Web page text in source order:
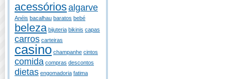
acessóriosalgarve
Anéis bacalhau baratos bebé
beleza bijuteria bikinis capas
carros carteiras
casino champanhe cintos
comida compras descontos
dietas engomadoria fatima